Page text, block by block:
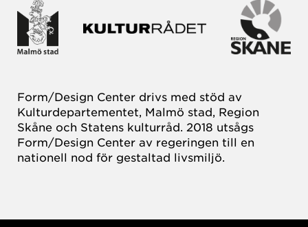
Form/Design Center drivs med stöd av
Kulturdepartementet, Malmö stad, Region
Skåne och Statens kulturråd. 2018 utsågs
Form/Design Center av regeringen till en
nationell nod för gestaltad livsmiljö.